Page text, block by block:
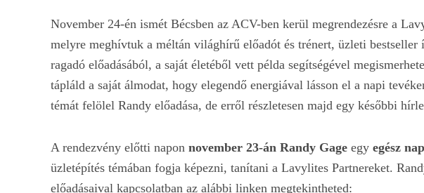
November 24-én ismét Bécsben az ACV-ben kerül megrendezésre a
melyre meghívtuk a méltán világhírű előadót és trénert, üzleti bestseller
ragadó előadásából, a saját életéből vett példa segítségével
tápláld a saját álmodat, hogy elegendő energiával lásson el a napi
témát felölel Randy előadása, de erről részletesen majd egy későbbi
A rendezvény előtti napon november 23-án Randy Gage egy egész
üzletépítés témában fogja képezni, tanítani a Lavylites Partnereket.
előadásaival kapcsolatban az alábbi linken megtekintheted: